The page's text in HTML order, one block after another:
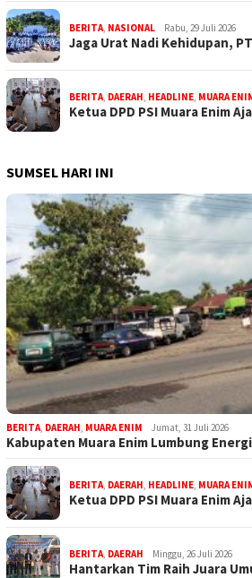
BERITA, NASIONAL Rabu, 29 Juli 2026
Jaga Urat Nadi Kehidupan,
BERITA, DAERAH, HEADLINE, MUARA
Ketua DPD PSI Muara Enim
SUMSEL HARI INI
BERITA, DAERAH, MUARA ENIM Jumat, 31 Juli 2026
Kabupaten Muara Enim Lumbung
BERITA, DAERAH, HEADLINE, MUARA
Ketua DPD PSI Muara Enim
BERITA, DAERAH Minggu, 26 Juli 2026
Hantarkan Tim Raih Juara